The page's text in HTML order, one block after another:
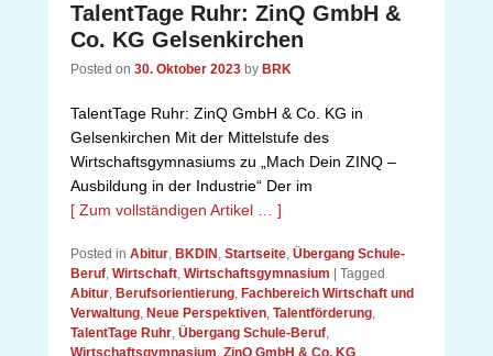
TalentTage Ruhr: ZinQ GmbH &
Co. KG Gelsenkirchen
Posted on 30. Oktober 2023 by BRK
TalentTage Ruhr: ZinQ GmbH & Co. KG in
Gelsenkirchen Mit der Mittelstufe des
Wirtschaftsgymnasiums zu „Mach Dein ZINQ –
Ausbildung in der Industrie“ Der im
[ Zum vollständigen Artikel … ]
Posted in Abitur, BKDIN , Startseite, Übergang Schule-
Beruf, Wirtschaft, Wirtschaftsgymnasium
Tagged
Abitur, Berufsorientierung, Fachbereich Wirtschaft und
Verwaltung, Neue Perspektiven, Talentförderung,
TalentTage Ruhr, Übergang Schule-Beruf,